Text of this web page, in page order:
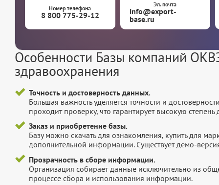
Номер телефона
8 800 775-29-12
Эл. почта
info@export-
base.ru
Особенности Базы компаний
здравоохранения
Точность и достоверность данных.
Большая важность уделяется точности и
проходит проверку, что гарантирует высокую
Заказ и приобретение базы.
Базу можно скачать для ознакомления, купить для
дополнительной информации. Существует демо-
Прозрачность в сборе информации.
Организация собирает данные исключительно из
процессе сбора и использования информации.